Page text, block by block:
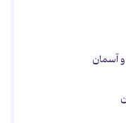
آسمان